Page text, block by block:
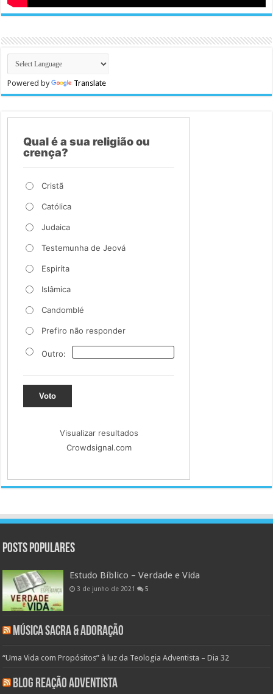
Powered by Translate
Qual é a sua religião ou
crença?
Cristã
Católica
Judaica
Testemunha de Jeová
Espiríta
Islâmica
Candomblé
Prefiro não responder
Outro:
Voto
Visualizar resultados
Crowdsignal.com
Posts populares
Estudo Bíblico – Verdade e Vida
3 de junho de 2021 5
Música Sacra & Adoração
“Uma Vida com Propósitos” à luz da Teologia Adventista – Dia 32
Blog Reação Adventista